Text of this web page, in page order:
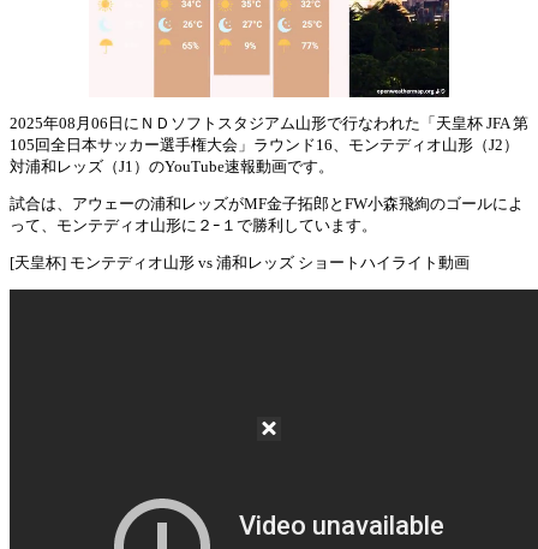
2025年08月06日にＮＤソフトスタジアム山形で行なわれた「天皇杯 JFA 第
105回全日本サッカー選手権大会」ラウンド16、モンテディオ山形（J2）
対浦和レッズ（J1）のYouTube速報動画です。
試合は、アウェーの浦和レッズがMF金子拓郎とFW小森飛絢のゴールによ
って、モンテディオ山形に２ｰ１で勝利しています。
[天皇杯] モンテディオ山形 vs 浦和レッズ ショートハイライト動画